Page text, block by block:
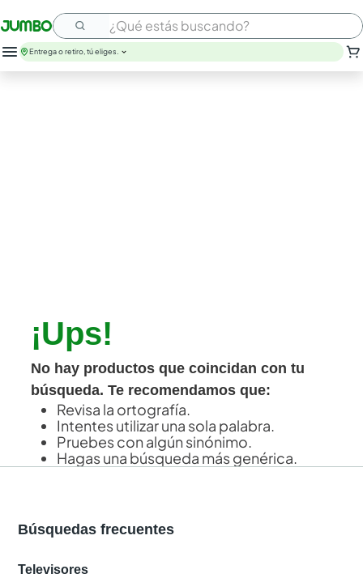
¿Qué estás buscando?
Entrega o retiro, tú eliges.
¡Ups!
No hay productos que coincidan con tu
búsqueda. Te recomendamos que:
Revisa la ortografía.
Intentes utilizar una sola palabra.
Pruebes con algún sinónimo.
Hagas una búsqueda más genérica.
Búsquedas frecuentes
Televisores